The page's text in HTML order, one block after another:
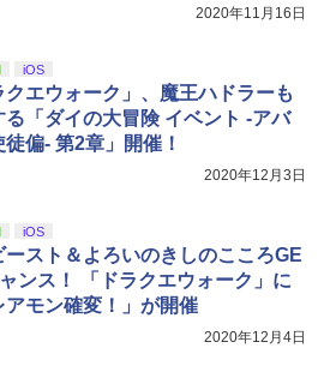
2020年11月16日
iOS
クエウォーク」、魔王ハドラーも
る「ダイの大冒険 イベント -アバ
徒偏- 第2章」開催！
2020年12月3日
iOS
ースト＆よろいのきしのこころGE
ンス！ 「ドラクエウォーク」に
アモン確変！」が開催
2020年12月4日